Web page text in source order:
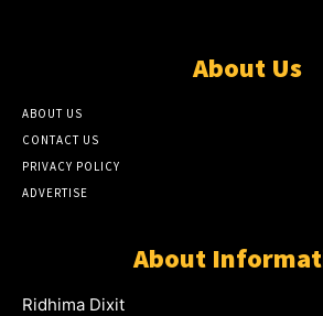
About Us
ABOUT US
CONTACT US
PRIVACY POLICY
ADVERTISE
About
Ridhima Dixit